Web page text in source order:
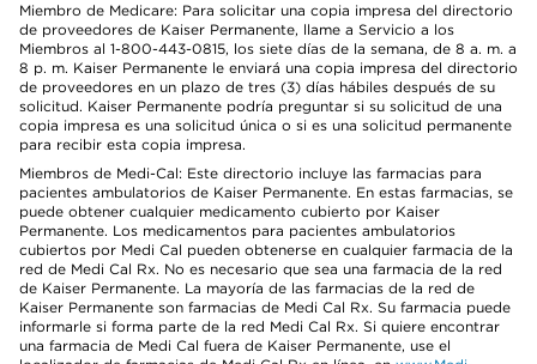
Miembro de Medicare: Para solicitar una copia impresa del directorio
de proveedores de Kaiser Permanente, llame a Servicio a los
Miembros al 1-800-443-0815, los siete días de la semana, de 8 a. m. a
8 p. m. Kaiser Permanente le enviará una copia impresa del directorio
de proveedores en un plazo de tres (3) días hábiles después de su
solicitud. Kaiser Permanente podría preguntar si su solicitud de una
copia impresa es una solicitud única o si es una solicitud permanente
para recibir esta copia impresa.
Miembros de Medi-Cal: Este directorio incluye las farmacias para
pacientes ambulatorios de Kaiser Permanente. En estas farmacias, se
puede obtener cualquier medicamento cubierto por Kaiser
Permanente. Los medicamentos para pacientes ambulatorios
cubiertos por Medi Cal pueden obtenerse en cualquier farmacia de la
red de Medi Cal Rx. No es necesario que sea una farmacia de la red
de Kaiser Permanente. La mayoría de las farmacias de la red de
Kaiser Permanente son farmacias de Medi Cal Rx. Su farmacia puede
informarle si forma parte de la red Medi Cal Rx. Si quiere encontrar
una farmacia de Medi Cal fuera de Kaiser Permanente, use el